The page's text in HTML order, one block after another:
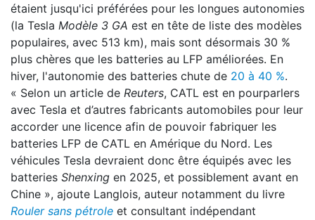
étaient jusqu'ici préférées pour les longues autonomies
(la Tesla Modèle 3 GA est en tête de liste des modèles
populaires, avec 513 km), mais sont désormais 30 %
plus chères que les batteries au LFP améliorées. En
hiver, l'autonomie des batteries chute de 20 à 40 %.
« Selon un article de Reuters, CATL est en pourparlers
avec Tesla et d’autres fabricants automobiles pour leur
accorder une licence afin de pouvoir fabriquer les
batteries LFP de CATL en Amérique du Nord. Les
véhicules Tesla devraient donc être équipés avec les
batteries Shenxing en 2025, et possiblement avant en
Chine », ajoute Langlois, auteur notamment du livre
Rouler sans pétrole et consultant indépendant